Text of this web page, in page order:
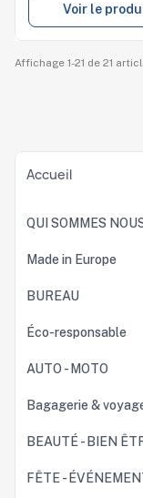
Accueil
QUI SOMMES
Made in Europe
BUREAU
Éco-responsable
AUTO - MOTO
Bagagerie &
BEAUTÉ - BIEN
FÊTE -
Voir le
Affichage 1-21 de 21